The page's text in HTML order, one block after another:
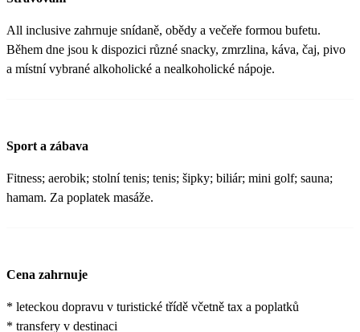
All inclusive zahrnuje snídaně, obědy a večeře formou bufetu.
Během dne jsou k dispozici různé snacky, zmrzlina, káva, čaj, pivo
a místní vybrané alkoholické a nealkoholické nápoje.
Sport a zábava
Fitness; aerobik; stolní tenis; tenis; šipky; biliár; mini golf; sauna;
hamam. Za poplatek masáže.
Cena zahrnuje
* leteckou dopravu v turistické třídě včetně tax a poplatků
* transfery v destinaci